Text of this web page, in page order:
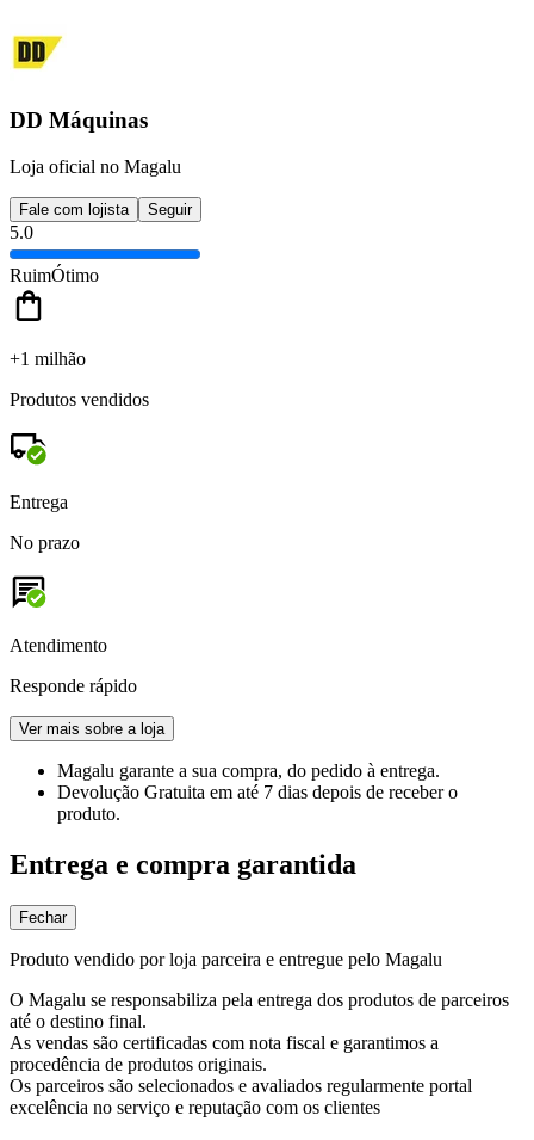
DD Máquinas
Loja oficial no Magalu
Fale com lojista Seguir
5.0
RuimÓtimo
+1 milhão
Produtos vendidos
Entrega
No prazo
Atendimento
Responde rápido
Ver mais sobre a loja
Magalu garante a sua compra, do pedido à entrega.
Devolução Gratuita em até 7 dias depois de receber o
produto.
Entrega e compra garantida
Fechar
Produto vendido por loja parceira e entregue pelo Magalu
O Magalu se responsabiliza pela entrega dos produtos de parceiros
até o destino final.
As vendas são certificadas com nota fiscal e garantimos a
procedência de produtos originais.
Os parceiros são selecionados e avaliados regularmente portal
excelência no serviço e reputação com os clientes